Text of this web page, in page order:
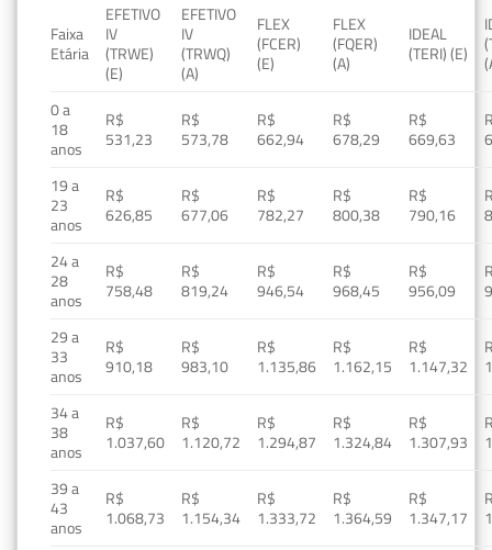
Faixa
Etária
EFETIVO
IV
(TRWE)
(E)
EFETIVO
IV
(TRWQ)
(A)
FLEX
(FCER)
(E)
FLEX
(FQER)
(A)
IDEAL
(TERI) (E)
0 a
18
anos
R$
531,23
R$
573,78
R$
662,94
R$
678,29
R$
669,63
19 a
23
anos
R$
626,85
R$
677,06
R$
782,27
R$
800,38
R$
790,16
24 a
28
anos
R$
758,48
R$
819,24
R$
946,54
R$
968,45
R$
956,09
29 a
33
anos
R$
910,18
R$
983,10
R$
1.135,86
R$
1.162,15
R$
1.147,32
34 a
38
anos
R$
1.037,60
R$
1.120,72
R$
1.294,87
R$
1.324,84
R$
1.307,93
39 a
43
anos
R$
1.068,73
R$
1.154,34
R$
1.333,72
R$
1.364,59
R$
1.347,17